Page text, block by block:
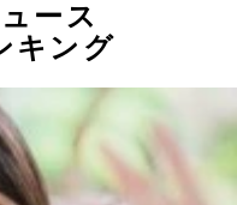
ース
キング